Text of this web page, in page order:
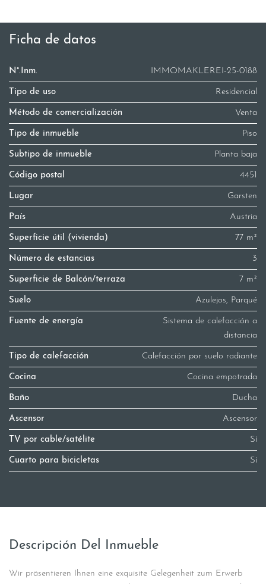
Ficha de datos
N°.Inm. IMMOMAKLEREI-25-0188
Tipo de uso Residencial
Método de comercialización Venta
Tipo de inmueble Piso
Subtipo de inmueble Planta baja
Código postal 4451
Lugar Garsten
País Austria
Superficie útil (vivienda) 77 m²
Número de estancias 3
Superficie de Balcón/terraza 7 m²
Suelo Azulejos, Parqué
Fuente de energía
Sistema de calefacción a
distancia
Tipo de calefacción Calefacción por suelo radiante
Cocina Cocina empotrada
Baño Ducha
Ascensor Ascensor
TV por cable/satélite Sí
Cuarto para bicicletas Sí
Descripción Del Inmueble
Wir präsentieren Ihnen eine exquisite Gelegenheit zum Erwerb